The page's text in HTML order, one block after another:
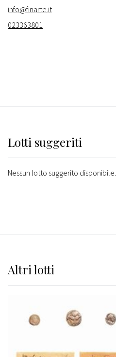
info@finarte.it
023363801
Lotti suggeriti
Nessun lotto suggerito disponibile.
Altrilotti